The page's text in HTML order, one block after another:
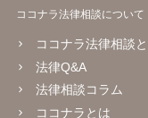
ココナラ法律相談について
ココナラ法律相談
法律Q&A
法律相談コラム
ココナラとは